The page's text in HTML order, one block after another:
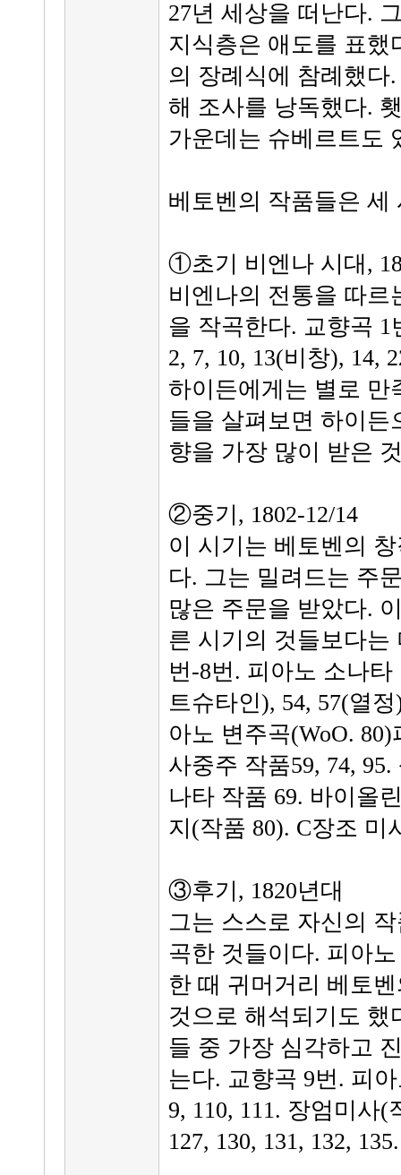
27년 세상을 떠난다.
지식층은 애도를 표했
의 장례식에 참례했다
해 조사를 낭독했다.
가운데는 슈베르트
베토벤의 작품들은 세
①초기 비엔나 시대,
비엔나의 전통을 따르
을 작곡한다. 교향곡
2, 7, 10, 13(비창), 14,
하이든에게는 별로 만
들을 살펴보면 하이든
향을 가장 많이 받은
②중기, 1802-12/14
이 시기는 베토벤의
다. 그는 밀려드는 주
많은 주문을 받았다.
른 시기의 것들보다는
번-8번. 피아노 소나타
트슈타인), 54, 57(열
아노 변주곡(WoO.
사중주 작품59, 74,
나타 작품 69. 바이올
지(작품 80). C장조 미
③후기, 1820년대
그는 스스로 자신의
곡한 것들이다. 피아
한 때 귀머거리 베토
것으로 해석되기도 했
들 중 가장 심각하고
는다. 교향곡 9번. 피
9, 110, 111. 장엄미사
127, 130, 131, 132, 135.